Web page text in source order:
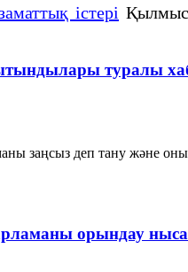
істері
туралы
заңсыз деп тану және
орындау